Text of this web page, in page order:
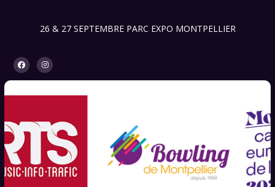
26 & 27 SEPTEMBRE PARC EXPO MONTPELLIER